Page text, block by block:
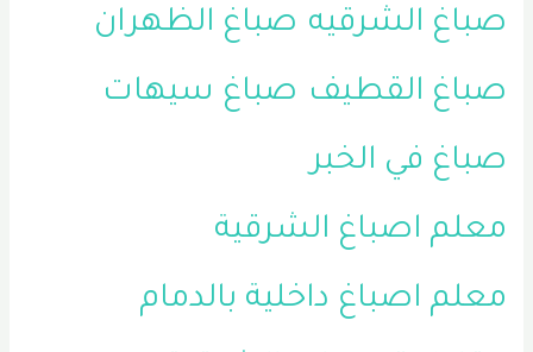
صباغ الشرقيه صباغ الظهران
صباغ القطيف صباغ سيهات
صباغ في الخبر
معلم اصباغ الشرقية
معلم اصباغ داخلية بالدمام